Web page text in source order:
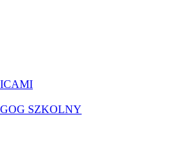
SZKOLNY